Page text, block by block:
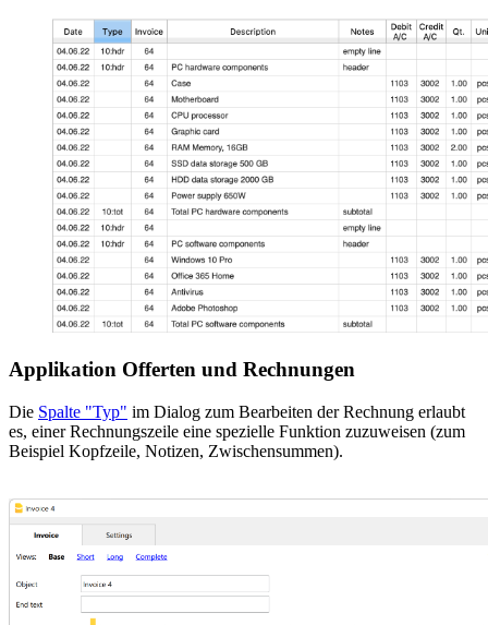
Applikation Offerten und Rechnungen
Die Spalte "Typ" im Dialog zum Bearbeiten der Rechnung erlaubt
es, einer Rechnungszeile eine spezielle Funktion zuzuweisen (zum
Beispiel Kopfzeile, Notizen, Zwischensummen).